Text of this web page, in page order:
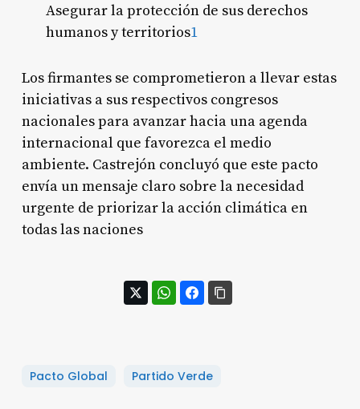
Asegurar la protección de sus derechos
humanos y territorios1
Los firmantes se comprometieron a llevar estas
iniciativas a sus respectivos congresos
nacionales para avanzar hacia una agenda
internacional que favorezca el medio
ambiente. Castrejón concluyó que este pacto
envía un mensaje claro sobre la necesidad
urgente de priorizar la acción climática en
todas las naciones
Pacto Global Partido Verde